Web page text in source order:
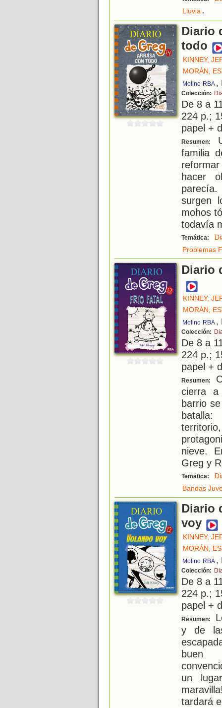
Lluvia.
Diario
todo
KINNEY,
MORÁN,
Molino RBA ,
Colección:
De 8 a
224 p.;
papel +
Resumen:
familia
hacer
surgen
mohos
todavía
Temática:
Problemas
Diario
KINNEY,
MORÁN,
Molino RBA ,
Colección:
De 8 a
224 p.;
papel +
Resumen:
cierra
barrio
nieve.
Greg y
Temática:
Bandas
Diario
voy
KINNEY,
MORÁN,
Molino RBA ,
Colección:
De 8 a
224 p.;
papel +
Resumen:
y de
buen
un
tardará